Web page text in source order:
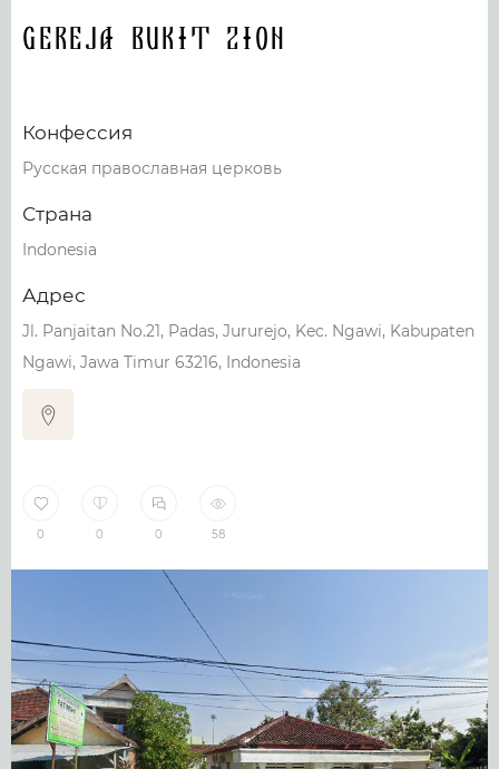
GEREJA BUKIT ZION
Конфессия
Русская православная церковь
Страна
Indonesia
Адрес
Jl. Panjaitan No.21, Padas, Jururejo, Kec. Ngawi, Kabupaten
Ngawi, Jawa Timur 63216, Indonesia
0 0 0 58